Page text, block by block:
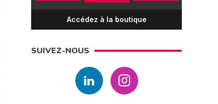
Accédez à la boutique
SUIVEZ-NOUS